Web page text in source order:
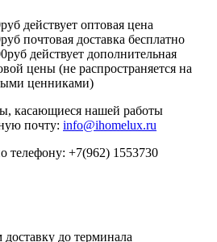
действует оптовая цена
почтовая доставка бесплатно
действует дополнительная
цены (не распространяется на
ценниками)
касающиеся нашей работы
почту: info@ihomelux.ru
телефону: +7(962) 1553730
до терминала